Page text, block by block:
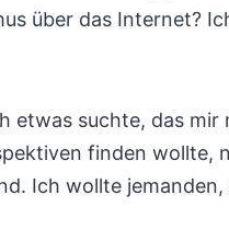
über das Internet?
etwas suchte, das mir
finden wollte,
Ich wollte